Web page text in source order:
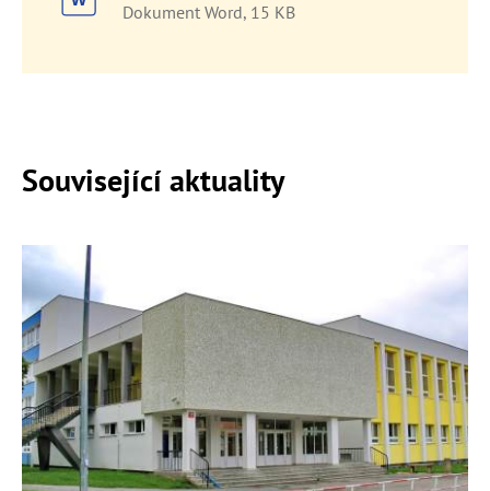
Dokument Word, 15 KB
Související aktuality